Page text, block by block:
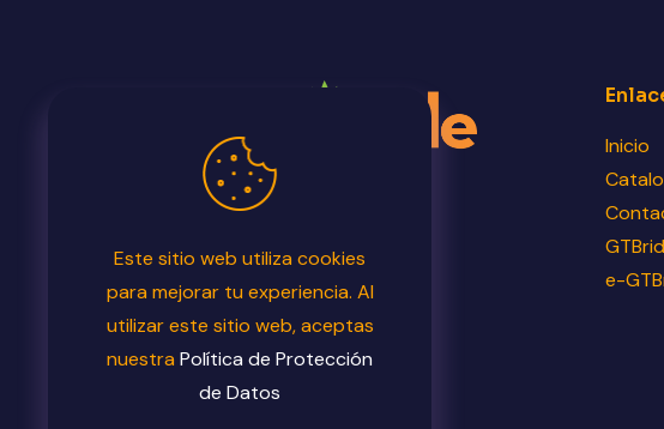
Fax: 917-591-4197
Horario de 09:00 AM a
05:00 PM
Una empresaGTBridge
Inicio
e-
Este sitio web utiliza cookies
para mejorar tu experiencia. Al
utilizar este sitio web, aceptas
nuestra Política de Protección
de Datos